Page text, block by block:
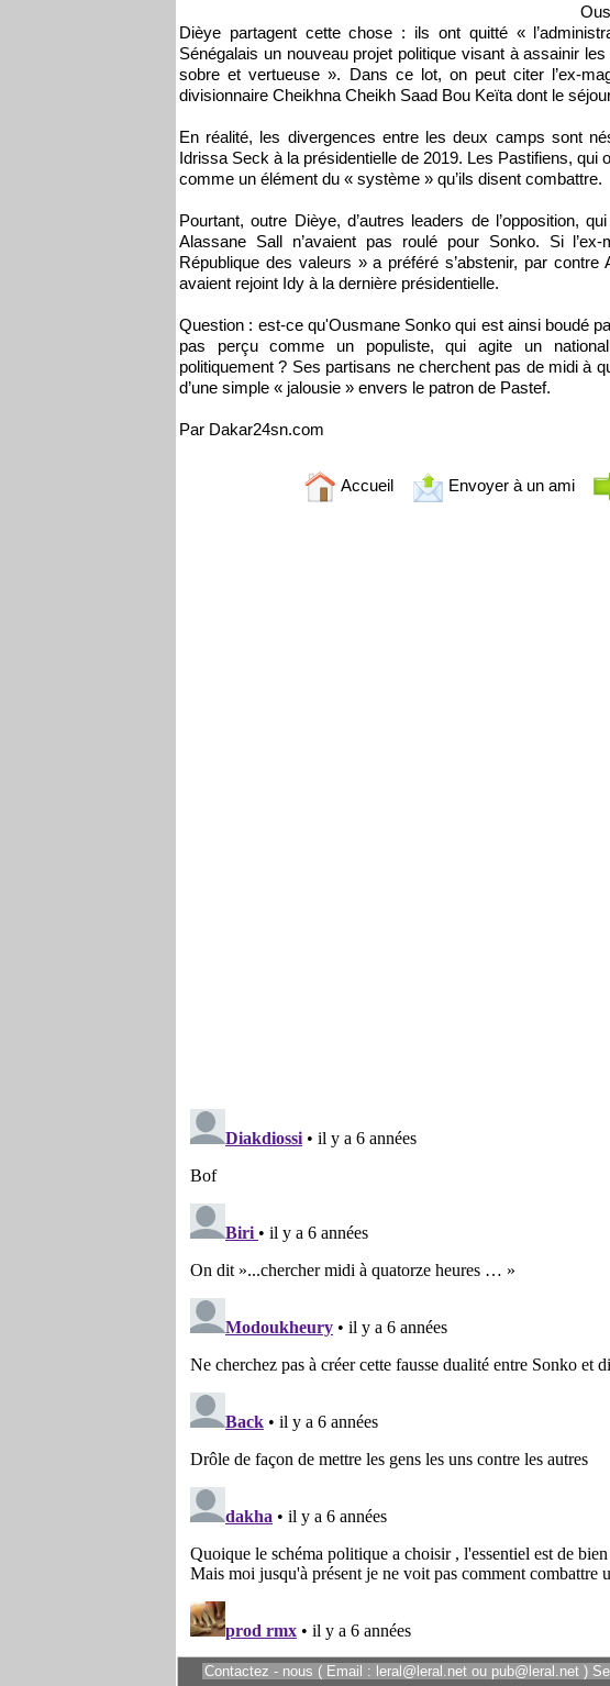
Dièye partagent cette chose : ils ont quitté «
Sénégalais un nouveau projet politique visant à assainir
sobre et vertueuse ». Dans ce lot, on peut citer l’ex-
divisionnaire Cheikhna Cheikh Saad Bou Keïta dont le
En réalité, les divergences entre les deux camps sont
Idrissa Seck à la présidentielle de 2019. Les Pastifiens, qui
comme un élément du « système » qu’ils disent combattre.
Pourtant, outre Dièye, d’autres leaders de l’opposition,
Alassane Sall n’avaient pas roulé pour Sonko. Si
République des valeurs » a préféré s’abstenir, par
avaient rejoint Idy à la dernière présidentielle.
Question : est-ce qu'Ousmane Sonko qui est ainsi boudé
pas perçu comme un populiste, qui agite un
politiquement ? Ses partisans ne cherchent pas de midi à
d’une simple « jalousie » envers le patron de Pastef.
Par Dakar24sn.com
Accueil Envoyer à un ami
Contactez - nous ( Email : leral@leral.net ou pub@leral.net )